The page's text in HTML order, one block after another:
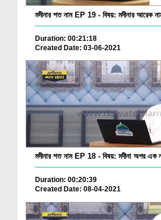
মদীনার শত নাম EP 19 - বিষয়: মদীনার আরেক
Duration: 00:21:18
Created Date: 03-06-2021
মদীনার শত নাম EP 18 - বিষয়: মদীনা অপর এক
Duration: 00:20:39
Created Date: 08-04-2021